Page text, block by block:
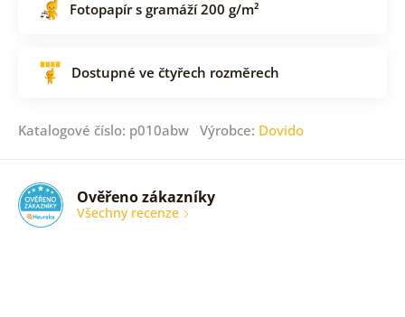
Fotopapír s gramáží 200 g/m²
Dostupné ve čtyřech rozměrech
Katalogové číslo: p010abw Výrobce: Dovido
Ověřeno zákazníky
Všechny recenze